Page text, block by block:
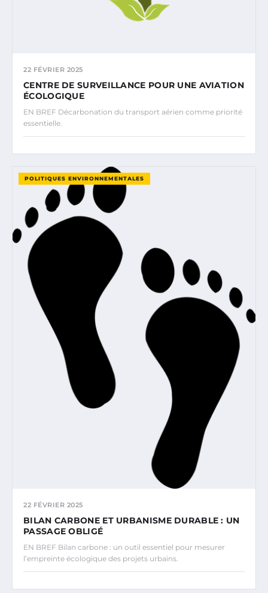
22 FÉVRIER 2025
CENTRE DE SURVEILLANCE POUR UNE AVIATION
ÉCOLOGIQUE
EN BREF Décarbonation du transport aérien comme priorité
essentielle.
POLITIQUES ENVIRONNEMENTALES
22 FÉVRIER 2025
BILAN CARBONE ET URBANISME DURABLE : UN
PASSAGE OBLIGÉ
EN BREF Bilan carbone : un outil essentiel pour mesurer
l’empreinte écologique des projets urbains.